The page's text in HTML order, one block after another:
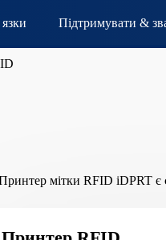
язки Підтримувати &
мітки RFID iDPRT є